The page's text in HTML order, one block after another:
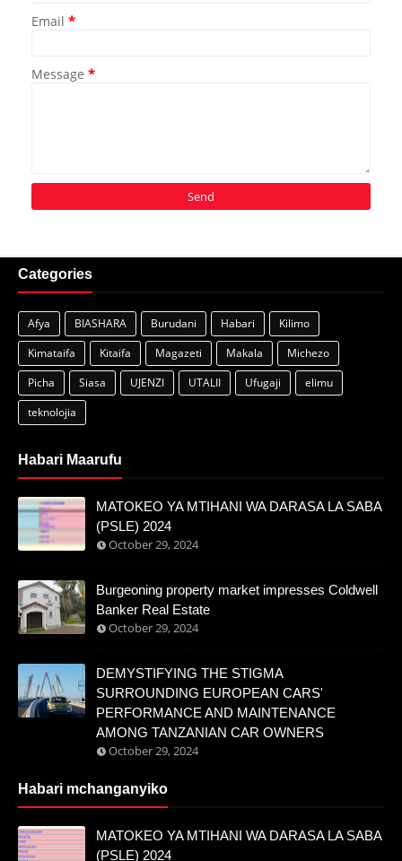
Email *
Message *
Categories
Afya BIASHARA Burudani Habari
Kilimo
Kimataifa
Kitaifa Magazeti Makala
Michezo
Picha
Siasa UJENZI UTALII Ufugaji
elimu
teknolojia
Habari Maarufu
MATOKEO YA MTIHANI WA DARASA LA SABA
(PSLE) 2024
October 29, 2024
Burgeoning property market impresses Coldwell
Banker Real Estate
October 29, 2024
DEMYSTIFYING THE STIGMA
SURROUNDING EUROPEAN CARS'
PERFORMANCE AND MAINTENANCE
AMONG TANZANIAN CAR OWNERS
October 29, 2024
Habari mchanganyiko
MATOKEO YA MTIHANI WA DARASA LA SABA
(PSLE) 2024